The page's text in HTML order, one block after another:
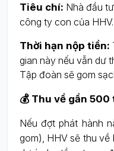
Tiêu chí: Nhà đầu
công ty con của HHV.
Thời hạn nộp tiền:
gian này nếu vẫn dư
Tập đoàn sẽ gom
💰 Thu về gần
Nếu đợt phát hành
gom), HHV sẽ thu về